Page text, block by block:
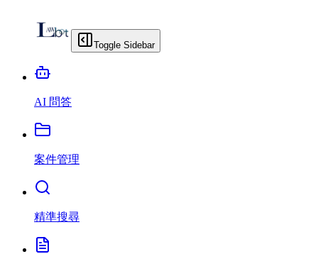
Toggle Sidebar
AI 問答
案件管理
精準搜尋